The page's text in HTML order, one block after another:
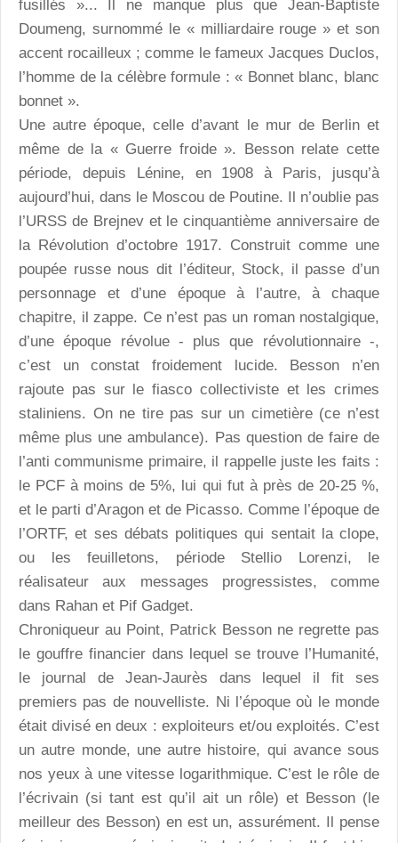
fusillés »... Il ne manque plus que Jean-Baptiste
Doumeng, surnommé le « milliardaire rouge » et son
accent rocailleux ; comme le fameux Jacques Duclos,
l’homme de la célèbre formule : « Bonnet blanc, blanc
bonnet ».
Une autre époque, celle d’avant le mur de Berlin et
même de la « Guerre froide ». Besson relate cette
période, depuis Lénine, en 1908 à Paris, jusqu’à
aujourd’hui, dans le Moscou de Poutine. Il n’oublie pas
l’URSS de Brejnev et le cinquantième anniversaire de
la Révolution d’octobre 1917. Construit comme une
poupée russe nous dit l’éditeur, Stock, il passe d’un
personnage et d’une époque à l’autre, à chaque
chapitre, il zappe. Ce n’est pas un roman nostalgique,
d’une époque révolue - plus que révolutionnaire -,
c’est un constat froidement lucide. Besson n’en
rajoute pas sur le fiasco collectiviste et les crimes
staliniens. On ne tire pas sur un cimetière (ce n’est
même plus une ambulance). Pas question de faire de
l’anti communisme primaire, il rappelle juste les faits :
le PCF à moins de 5%, lui qui fut à près de 20-25 %,
et le parti d’Aragon et de Picasso. Comme l’époque de
l’ORTF, et ses débats politiques qui sentait la clope,
ou les feuilletons, période Stellio Lorenzi, le
réalisateur aux messages progressistes, comme
dans Rahan et Pif Gadget.
Chroniqueur au Point, Patrick Besson ne regrette pas
le gouffre financier dans lequel se trouve l’Humanité,
le journal de Jean-Jaurès dans lequel il fit ses
premiers pas de nouvelliste. Ni l’époque où le monde
était divisé en deux : exploiteurs et/ou exploités. C’est
un autre monde, une autre histoire, qui avance sous
nos yeux à une vitesse logarithmique. C’est le rôle de
l’écrivain (si tant est qu’il ait un rôle) et Besson (le
meilleur des Besson) en est un, assurément. Il pense